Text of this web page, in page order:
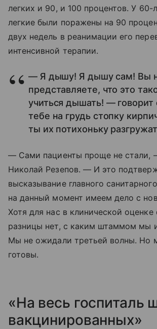
легких и 90, и 100 процентов. У 60-
легкие были поражены на 90
двух недель в реанимации его
интенсивной терапии.
— Я дышу! Я дышу сам! Вы
представляете, что это
учиться дышать! —
тебе на грудь стопку
ты их потихоньку
— Сами пациенты проще не стали,
Николай Резепов. — И это
высказывание главного
на данный момент имеем дело с
Хотя для нас в клинической оценке
разницы нет, с каким штаммом мы
Мы не ожидали третьей волны. Но
готовы.
«На весь госпиталь
вакцинированных»